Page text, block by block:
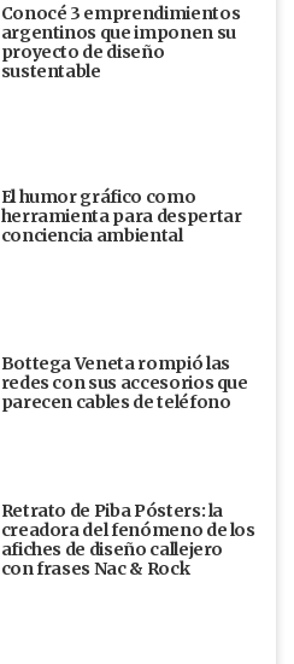
Conocé 3 emprendimientos
argentinos que imponen su
proyecto de diseño
sustentable
El humor gráfico como
herramienta para despertar
conciencia ambiental
Bottega Veneta rompió las
redes con sus accesorios que
parecen cables de teléfono
Retrato de Piba Pósters: la
creadora del fenómeno de los
afiches de diseño callejero
con frases Nac & Rock